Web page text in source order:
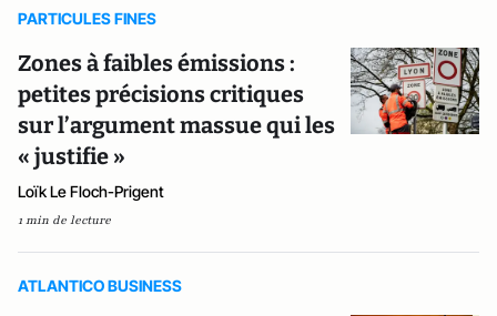
PARTICULES FINES
Zones à faibles émissions :
petites précisions critiques
sur l’argument massue qui les
« justifie »
Loïk Le Floch-Prigent
1 min de lecture
ATLANTICO BUSINESS